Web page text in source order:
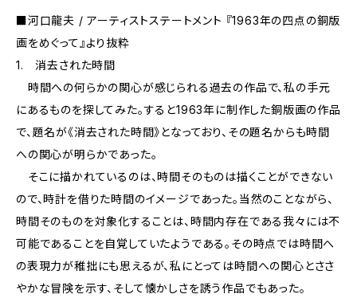
■河口龍夫 / アーティストステートメント 『1963年の四点の銅版
画をめぐって』より抜粋
1. 消去された時間
時間への何らかの関心が感じられる過去の作品で、私の手元
にあるものを探してみた。すると1963年に制作した銅版画の作品
で、題名が《消去された時間》となっており、その題名からも時間
への関心が明らかであった。
そこに描かれているのは、時間そのものは描くことができない
ので、時計を借りた時間のイメージであった。当然のことながら、
時間そのものを対象化することは、時間内存在である我々には不
可能であることを自覚していたようである。その時点では時間へ
の表現力が稚拙にも思えるが、私にとっては時間への関心とささ
やかな冒険を示す、そして懐かしさを誘う作品でもあった。